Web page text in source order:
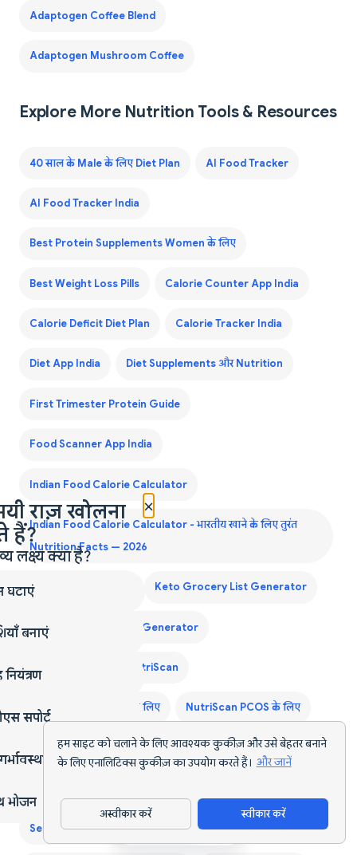
हम साइट को चलाने के लिए आवश्यक कुकीज़ और उसे बेहतर बनाने
के लिए एनालिटिक्स कुकीज़ का उपयोग करते हैं। और जानें
अस्वीकार करें स्वीकार करें
Adaptogen Coffee Blend
Adaptogen Mushroom Coffee
Explore More Nutrition Tools & Resources
40 साल के Male के लिए Diet Plan AI Food Tracker
AI Food Tracker India
Best Protein Supplements Women के लिए
Best Weight Loss Pills Calorie Counter App India
Calorie Deficit Diet Plan Calorie Tracker India
Diet App India Diet Supplements और Nutrition
First Trimester Protein Guide
Food Scanner App India
Indian Food Calorie Calculator
Indian Food Calorie Calculator - भारतीय खाने के लिए तुरंत
Nutrition Facts — 2026
Keto Diet Plan India Keto Grocery List Generator
Monthly Grocery List Generator
Muscle Gain के लिए NutriScan
NutriScan Diabetes के लिए NutriScan PCOS के लिए
NutriScan Pregnancy के लिए
Second Trimester Protein Guideऐप डाउनलोड करें
×
राज़ खोलना
हैं?
लक्ष्य क्या है?
घटाएं
बनाएं
सपोर्ट
भोजन